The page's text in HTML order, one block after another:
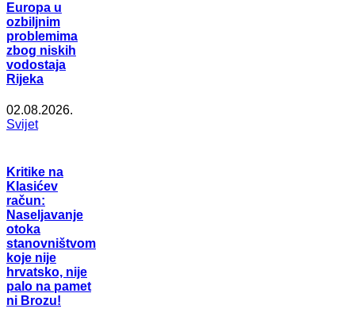
Europa u
ozbiljnim
problemima
zbog niskih
vodostaja
Rijeka
02.08.2026.
Svijet
Kritike na
Klasićev
račun:
Naseljavanje
otoka
stanovništvom
koje nije
hrvatsko, nije
palo na pamet
ni Brozu!